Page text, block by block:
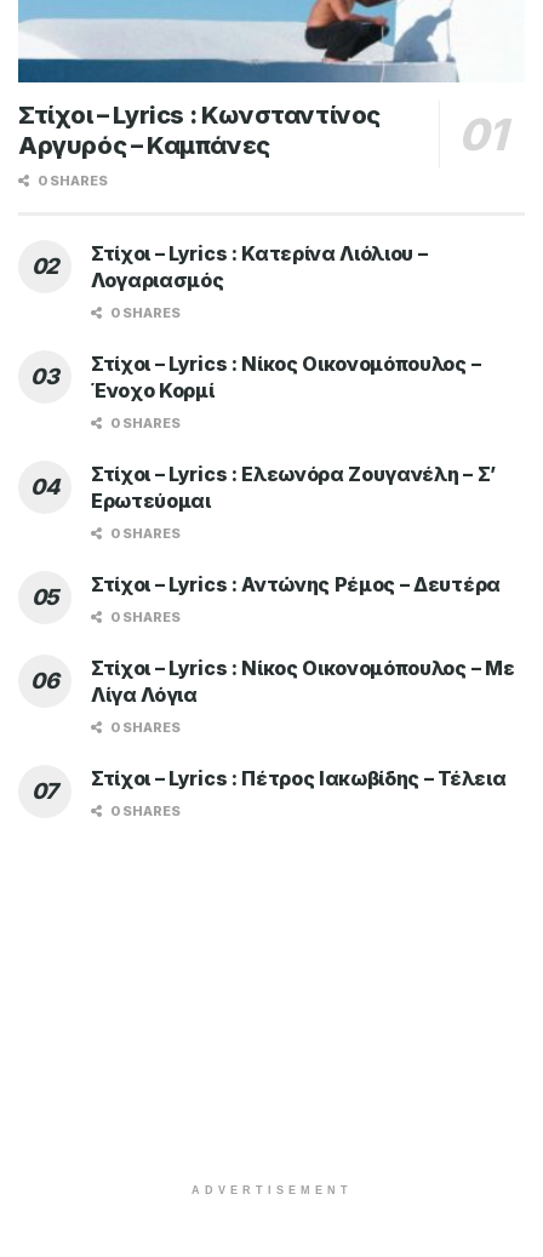
Στίχοι – Lyrics : Κωνσταντίνος
Αργυρός – Καμπάνες
0 SHARES
Στίχοι – Lyrics : Κατερίνα Λιόλιου –
Λογαριασμός
0 SHARES
Στίχοι – Lyrics : Νίκος Οικονομόπουλος –
Ένοχο Κορμί
0 SHARES
Στίχοι – Lyrics : Ελεωνόρα Ζουγανέλη – Σ’
Ερωτεύομαι
0 SHARES
Στίχοι – Lyrics : Αντώνης Ρέμος – Δευτέρα
0 SHARES
Στίχοι – Lyrics : Νίκος Οικονομόπουλος – Με
Λίγα Λόγια
0 SHARES
Στίχοι – Lyrics : Πέτρος Ιακωβίδης – Τέλεια
0 SHARES
ADVERTISEMENT